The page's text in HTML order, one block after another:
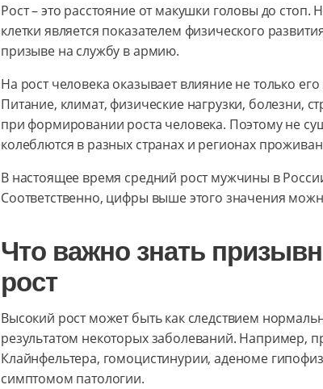
Рост – это расстояние от макушки головы до
клетки является показателем физического
призыве на службу в армию.
На рост человека оказывает влияние не только
Питание, климат, физические нагрузки, болезни,
при формировании роста человека. Поэтому не
колеблются в разных странах и регионах
В настоящее время средний рост мужчины в
Соответственно, цифры выше этого значения
Что важно знать
рост
Высокий рост может быть как следствием
результатом некоторых заболеваний. Например,
Клайнфельтера, гомоцистинурии, аденоме
симптомом патологии.